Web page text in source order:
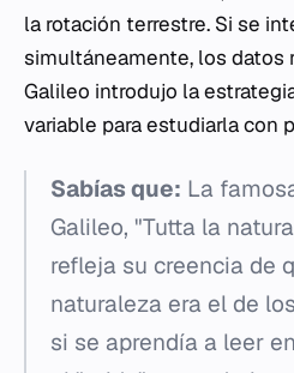
la rotación terrestre. Si se
simultáneamente, los datos
Galileo introdujo la
variable para estudiarla con
Sabías que: La
Galileo, "Tutta la
refleja su creencia de
naturaleza era el de
si se aprendía a leer